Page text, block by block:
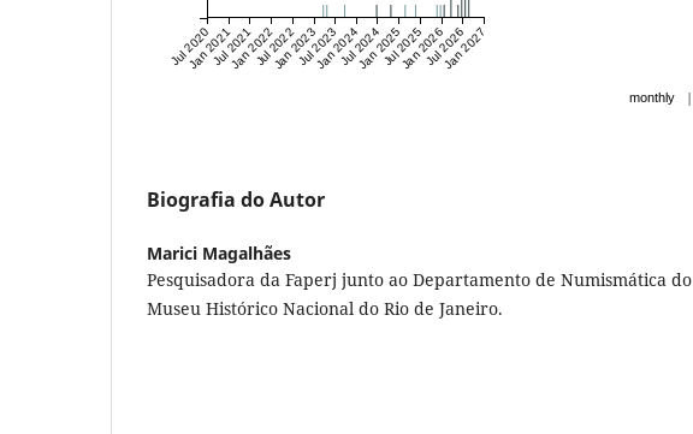
Jul 2020
Jan 2021Jul 2021
Jan 2022Jul 2022
Jan 2023Jul 2023
Jan 2024Jul 2024
Jan 2025Jul 2025
Jan 2026Jul 2026
Jan 2027
monthly |
Biografia do Autor
Marici Magalhães
Pesquisadora da Faperj junto ao Departamento de Numismática do
Museu Histórico Nacional do Rio de Janeiro.